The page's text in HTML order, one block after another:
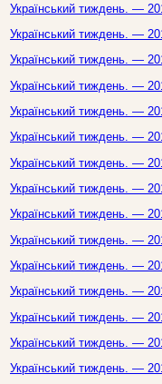
Український тиждень. —
Український тиждень. —
Український тиждень. —
Український тиждень. —
Український тиждень. —
Український тиждень. —
Український тиждень. —
Український тиждень. —
Український тиждень. —
Український тиждень. —
Український тиждень. —
Український тиждень. —
Український тиждень. —
Український тиждень. —
Український тиждень. —